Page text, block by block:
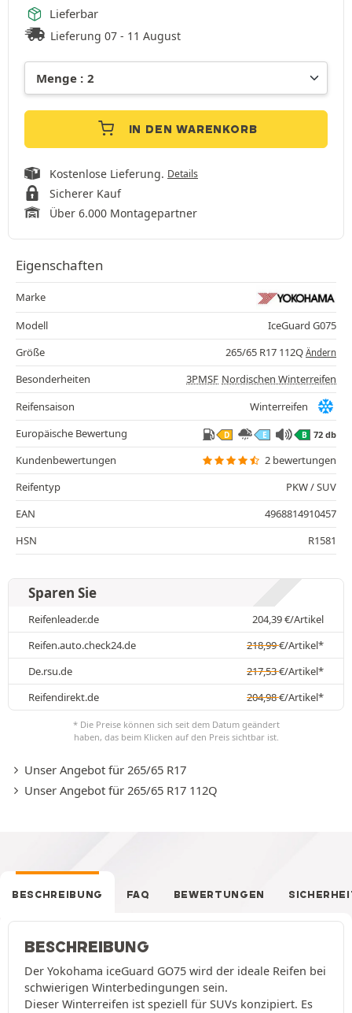
Lieferbar
Lieferung 07 - 11 August
IN DEN WARENKORB
Kostenlose Lieferung. Details
Sicherer Kauf
Über 6.000 Montagepartner
Eigenschaften
Marke
Modell
IceGuard G075
Größe
265/65 R17 112Q Ändern
Besonderheiten 3PMSF Nordischen Winterreifen
Reifensaison
Winterreifen
Europäische Bewertung
D E B 72 db
Kundenbewertungen
2 bewertungen
Reifentyp
PKW / SUV
EAN
4968814910457
HSN
R1581
Sparen Sie
Reifenleader.de 204,39€/Artikel
Reifen.auto.check24.de
218,99€/Artikel*
De.rsu.de
217,53€/Artikel*
Reifendirekt.de
204,98€/Artikel*
* Die Preise können sich seit dem Datum geändert
haben, das beim Klicken auf den Preis sichtbar ist.
Unser Angebot für 265/65 R17
Unser Angebot für 265/65 R17 112Q
BESCHREIBUNG FAQ BEWERTUNGEN
BESCHREIBUNG
Der Yokohama iceGuard GO75 wird der ideale Reifen bei
schwierigen Winterbedingungen sein.
Dieser Winterreifen ist speziell für SUVs konzipiert. Es